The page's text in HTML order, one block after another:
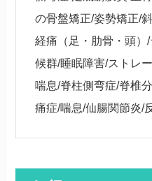
の骨盤矯正/姿勢矯正/
経痛（足・肋骨・頭）
候群/睡眠障害/ストレ
喘息/脊柱側弯症/脊椎
痛症/喘息/仙腸関節炎/